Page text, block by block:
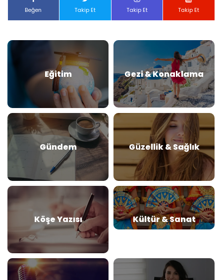
Beğen Takip Et Takip Et Takip Et
Eğitim Gezi & Konaklama
Gündem Güzellik & Sağlık
Köşe Yazısı Kültür & Sanat